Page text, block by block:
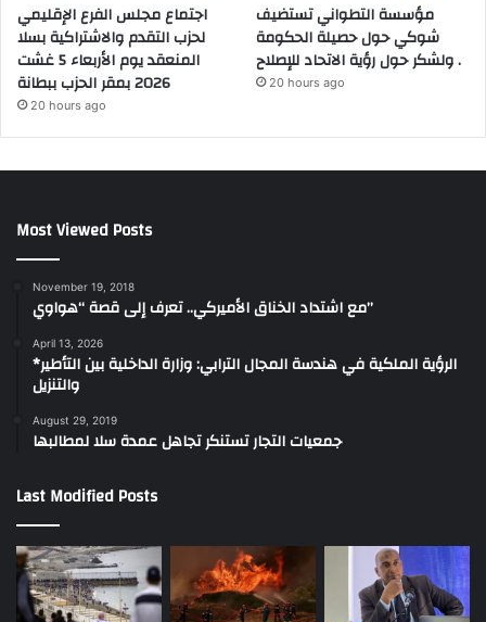
اجتماع مجلس الفرع الإقليمي
لحزب التقدم والاشتراكية بسلا
المنعقد يوم الأربعاء 5 غشت
2026 بمقر الحزب ببطانة
20 hours ago
مؤسسة التطواني تستضيف
شوكي حول حصيلة الحكومة
ولشكر حول رؤية الاتحاد للإصلاح .
20 hours ago
Most Viewed Posts
November 19, 2018
مع اشتداد الخناق الأميركي.. تعرف إلى قصة “هواوي”
April 13, 2026
*الرؤية الملكية في هندسة المجال الترابي: وزارة الداخلية بين التأطير
والتنزيل
August 29, 2019
جمعيات التجار تستنكر تجاهل عمدة سلا لمطالبها
Last Modified Posts